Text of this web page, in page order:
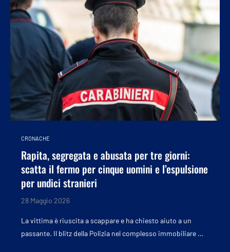
CRONACHE
Rapita, segregata e abusata per tre giorni:
scatta il fermo per cinque uomini e l’espulsione
per undici stranieri
28 Maggio 2026
La vittima è riuscita a scappare e ha chiesto aiuto a un
passante. Il blitz della Polizia nel complesso immobiliare …